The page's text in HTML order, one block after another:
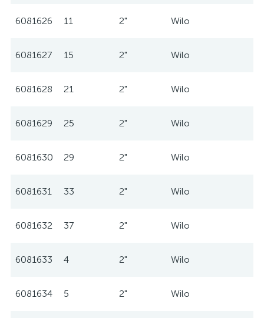
6081626 11 2" Wilo
6081627 15 2" Wilo
6081628 21 2" Wilo
6081629 25 2" Wilo
6081630 29 2" Wilo
6081631 33 2" Wilo
6081632 37 2" Wilo
6081633 4 2" Wilo
6081634 5 2" Wilo